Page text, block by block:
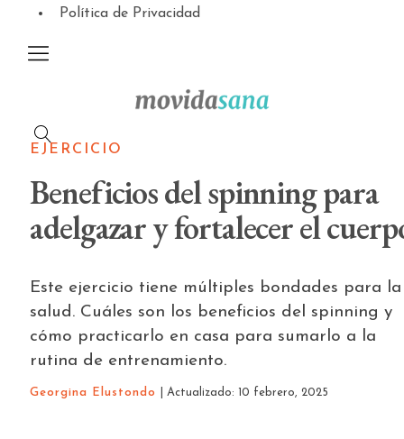
Política de Privacidad
EJERCICIO
Beneficios del spinning para
adelgazar y fortalecer el
Este ejercicio tiene múltiples bondades para la
salud. Cuáles son los beneficios del spinning y
cómo practicarlo en casa para sumarlo a la
rutina de entrenamiento.
Georgina Elustondo | Actualizado: 10 febrero, 2025